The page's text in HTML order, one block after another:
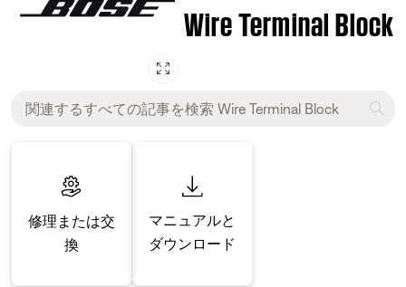
Wire Terminal Block
修理または交
換
マニュアルと
ダウンロード